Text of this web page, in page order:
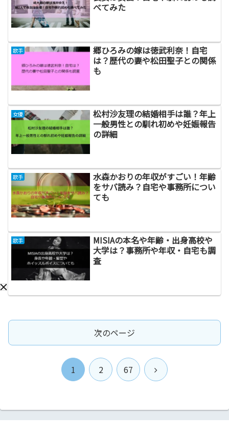
べてみた
歌手
郷ひろみの嫁は徳武利奈！自宅
は？歴代の妻や松田聖子との関係
も
女優
松村沙友理の結婚相手は誰？年上
一般男性との馴れ初めや妊娠報告
の詳細
歌手
水森かおりの年収がすごい！年齢
をサバ読み？自宅や事務所につい
ても
歌手
MISIAの本名や年齢・出身高校や
大学は？事務所や年収・自宅も調
査
次のページ
1 2 67
次